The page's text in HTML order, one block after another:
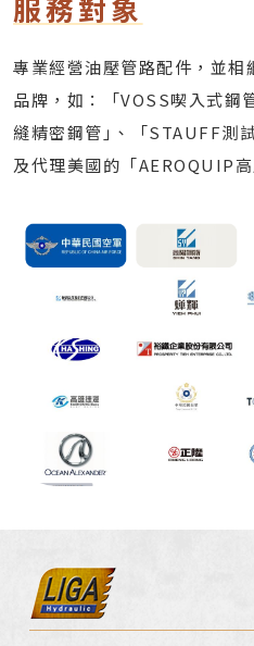
服務對象
專業經營油壓管路配件，並相
品牌，如：「VOSS喫入式鋼
縫精密鋼管｣、「STAUFF測
及代理美國的「AEROQUIP